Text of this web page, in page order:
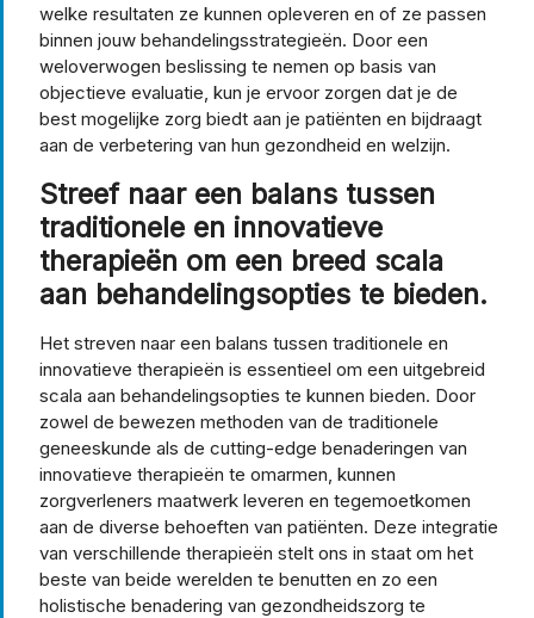
welke resultaten ze kunnen opleveren en of ze passen
binnen jouw behandelingsstrategieën. Door een
weloverwogen beslissing te nemen op basis van
objectieve evaluatie, kun je ervoor zorgen dat je de
best mogelijke zorg biedt aan je patiënten en bijdraagt
aan de verbetering van hun gezondheid en welzijn.
Streef naar een balans tussen
traditionele en innovatieve
therapieën om een breed scala
aan behandelingsopties te bieden.
Het streven naar een balans tussen traditionele en
innovatieve therapieën is essentieel om een uitgebreid
scala aan behandelingsopties te kunnen bieden. Door
zowel de bewezen methoden van de traditionele
geneeskunde als de cutting-edge benaderingen van
innovatieve therapieën te omarmen, kunnen
zorgverleners maatwerk leveren en tegemoetkomen
aan de diverse behoeften van patiënten. Deze integratie
van verschillende therapieën stelt ons in staat om het
beste van beide werelden te benutten en zo een
holistische benadering van gezondheidszorg te